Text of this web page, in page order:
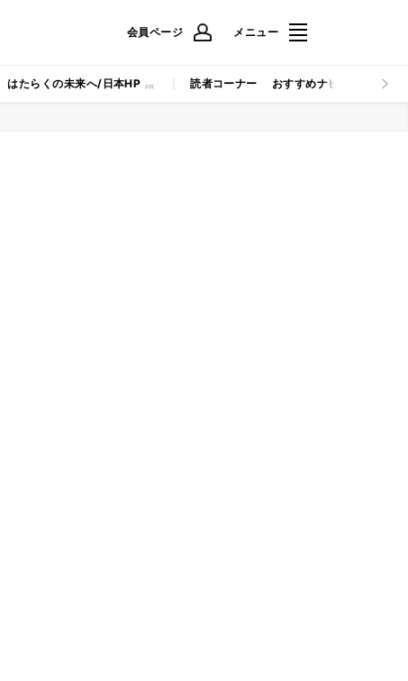
会員ページ メニュー
はたらくの未来へ/日本HP 読者コーナー おすすめナビ マイナビ